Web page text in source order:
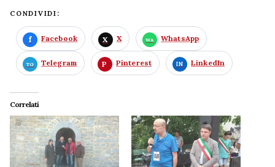
CONDIVIDI:
Facebook X WhatsApp
Telegram Pinterest LinkedIn
Correlati